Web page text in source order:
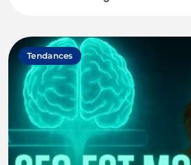
Tendances